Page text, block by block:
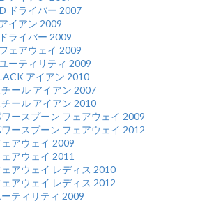
ドライバー 2007
イアン 2009
ライバー 2009
ェアウェイ 2009
ーティリティ 2009
アイアン 2010
ール アイアン 2007
ール アイアン 2010
ースプーン フェアウェイ 2009
ースプーン フェアウェイ 2012
アウェイ 2009
アウェイ 2011
アウェイ レディス 2010
アウェイ レディス 2012
ティリティ 2009